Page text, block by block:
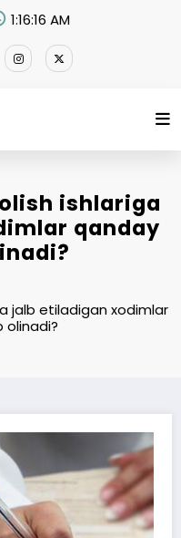
1:16:17 AM
ishlariga
qanday
jalb etiladigan xodimlar
olinadi?